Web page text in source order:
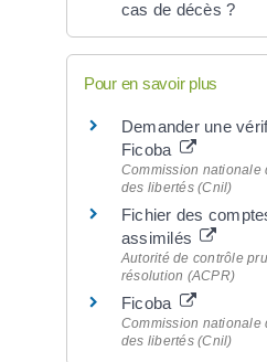
cas de décès ?
Pour en savoir plus
Demander une
Ficoba
Commission nationale
des libertés (Cnil)
Fichier des
assimilés
Autorité de contrôle
résolution (ACPR)
Ficoba
Commission nationale
des libertés (Cnil)